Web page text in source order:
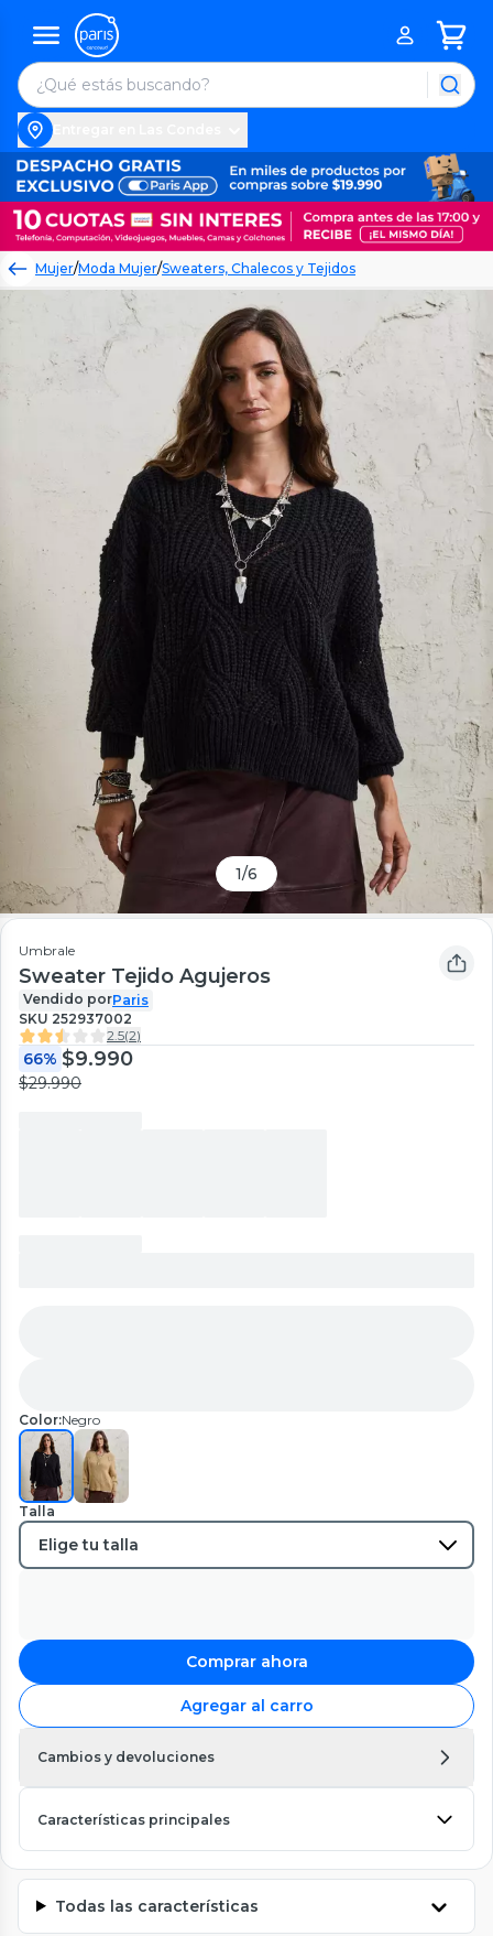
Mujer/Moda Mujer/Sweaters, Chalecos y Tejidos
1/6
Umbrale
Sweater Tejido Agujeros
Vendido porParis
SKU 252937002
2.5(2)
66% $9.990
$29.990
Color:Negro
Talla
Comprar ahora
Agregar al carro
Cambios y devoluciones
Características principales
Todas las características